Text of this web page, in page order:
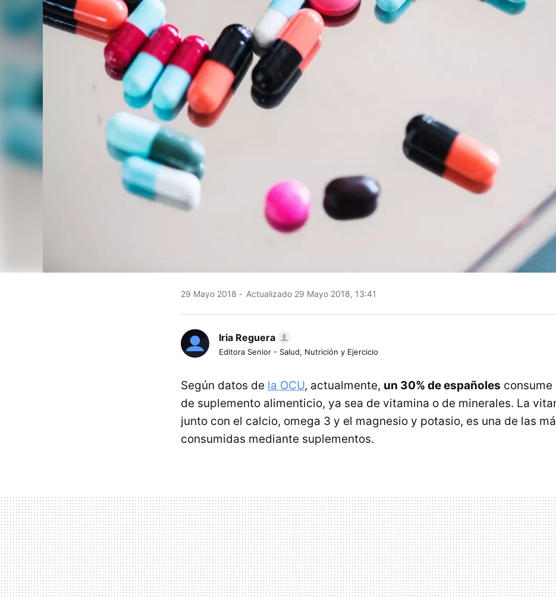
29 Mayo 2018 Actualizado 29 Mayo 2018, 13:41
Iria Reguera
Editora Senior - Salud, Nutrición y Ejercicio
Según datos de la OCU, actualmente, un 30% de españoles
de suplemento alimenticio, ya sea de vitamina o de minerales. La
junto con el calcio, omega 3 y el magnesio y potasio, es una de las
consumidas mediante suplementos.